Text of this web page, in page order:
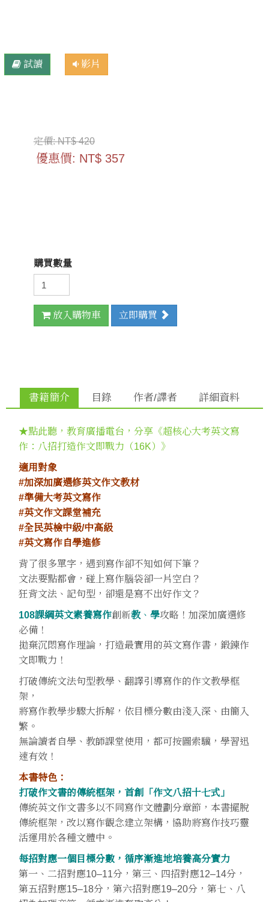
試讀 影片
定價:NT$ 420
優惠價: NT$ 357
購買數量
放入購物車 立即購買
書籍簡介 目錄 作者/譯者 詳細資料
★點此聽，教育廣播電台，分享《超核心大考英文寫
作：八招打造作文即戰力（16K）》
適用對象
#加深加廣選修英文作文教材
#準備大考英文寫作
#英文作文課堂補充
#全民英檢中級/中高級
#英文寫作自學進修
背了很多單字，遇到寫作卻不知如何下筆？
文法要點都會，碰上寫作腦袋卻一片空白？
狂背文法、記句型，卻還是寫不出好作文？
108課綱英文素養寫作創新教、 學攻略！加深加廣選修
必備！
拋棄沉悶寫作理論，打造最實用的英文寫作書，鍛鍊作
文即戰力！
打破傳統文法句型教學、翻譯引導寫作的作文教學框
架，
將寫作教學步驟大拆解，依目標分數由淺入深、由簡入
繁。
無論讀者自學、教師課堂使用，都可按圖索驥，學習迅
速有效！
本書特色：
打破作文書的傳統框架，首創「作文八招十七式」
傳統英文作文書多以不同寫作文體劃分章節，本書擺脫
傳統框架，改以寫作觀念建立架構，協助將寫作技巧靈
活運用於各種文體中。
每招對應一個目標分數，循序漸進地培養高分實力
第一、二招對應10–11分，第三、四招對應12–14分，
第五招對應15–18分，第六招對應19–20分，第七、八